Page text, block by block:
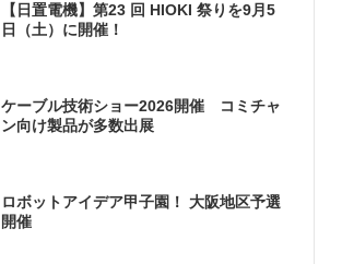
【日置電機】第23 回 HIOKI 祭りを9月5
日（土）に開催！
ケーブル技術ショー2026開催 コミチャ
ン向け製品が多数出展
ロボットアイデア甲子園！ 大阪地区予選
開催